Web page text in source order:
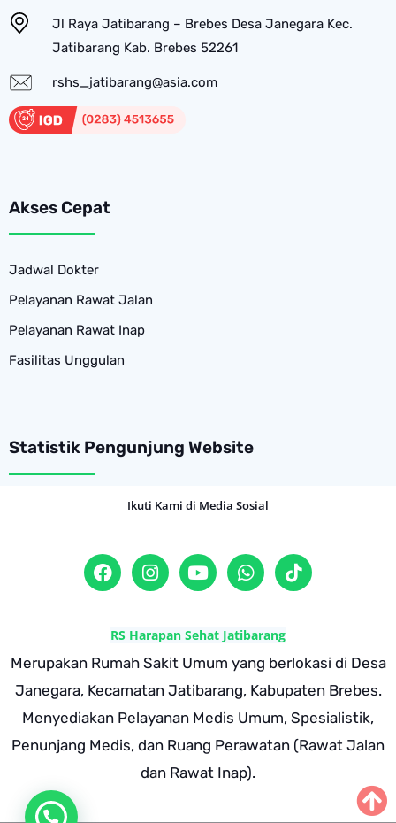
Jl Raya Jatibarang – Brebes Desa Janegara Kec.
Jatibarang Kab. Brebes 52261
rshs_jatibarang@asia.com
Akses Cepat
Jadwal Dokter
Pelayanan Rawat Jalan
Pelayanan Rawat Inap
Fasilitas Unggulan
Statistik Pengunjung Website
Ikuti Kami di Media Sosial
RS Harapan Sehat Jatibarang
Merupakan Rumah Sakit Umum yang berlokasi di Desa
Janegara, Kecamatan Jatibarang, Kabupaten Brebes.
Menyediakan Pelayanan Medis Umum, Spesialistik,
Penunjang Medis, dan Ruang Perawatan (Rawat Jalan
dan Rawat Inap).